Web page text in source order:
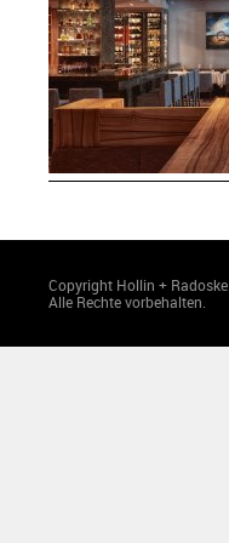
Copyright Hollin + Radoske.
Alle Rechte vorbehalten.